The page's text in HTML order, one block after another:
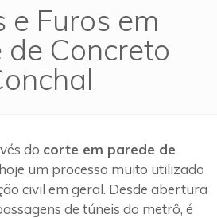
e Furos em
de Concreto
do corte em parede de
um processo muito utilizado
civil em geral. Desde abertura
de túneis do metrô, é